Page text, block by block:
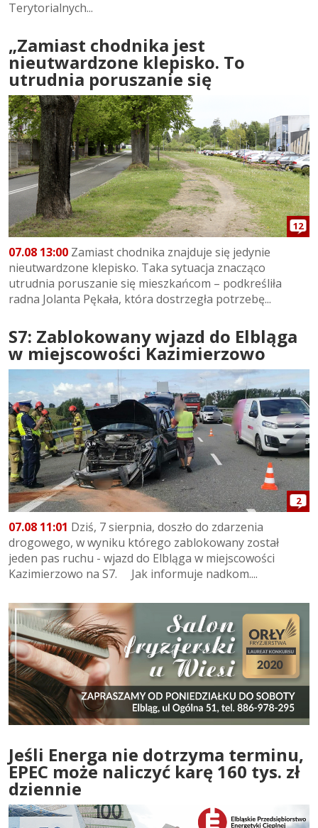
Terytorialnych...
„Zamiast chodnika jest
nieutwardzone klepisko. To
utrudnia poruszanie się
12
07.08 13:00 Zamiast chodnika znajduje się jedynie
nieutwardzone klepisko. Taka sytuacja znacząco
utrudnia poruszanie się mieszkańcom – podkreśliła
radna Jolanta Pękała, która dostrzegła potrzebę...
S7: Zablokowany wjazd do Elbląga
w miejscowości Kazimierzowo
2
07.08 11:01 Dziś, 7 sierpnia, doszło do zdarzenia
drogowego, w wyniku którego zablokowany został
jeden pas ruchu - wjazd do Elbląga w miejscowości
Kazimierzowo na S7. Jak informuje nadkom....
Jeśli Energa nie dotrzyma terminu,
EPEC może naliczyć karę 160 tys. zł
dziennie